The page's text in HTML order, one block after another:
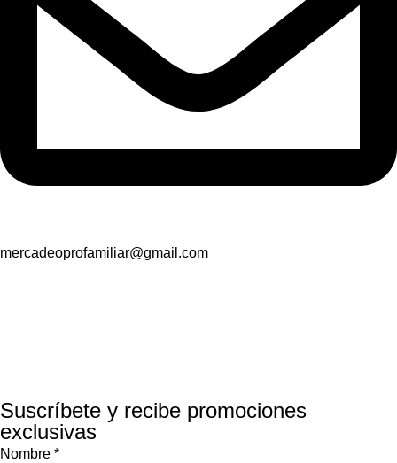
mercadeoprofamiliar@gmail.com
Suscríbete y recibe promociones
exclusivas
Nombre *